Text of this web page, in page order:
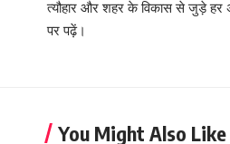
त्यौहार और शहर के विकास से जुड़े
पर पढ़ें।
You Might Also Like